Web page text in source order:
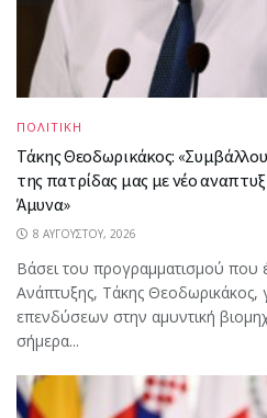
ΠΟΛΙΤΙΚΗ
Τάκης Θεοδωρικάκος:
της πατρίδας μας με νέο
Άμυνα»
8 ΑΥΓΟΎΣΤΟΥ, 2026
Βάσει του προγραμματισμού που
Ανάπτυξης, Τάκης Θεοδωρικάκος,
επενδύσεων στην αμυντική
σήμερα...